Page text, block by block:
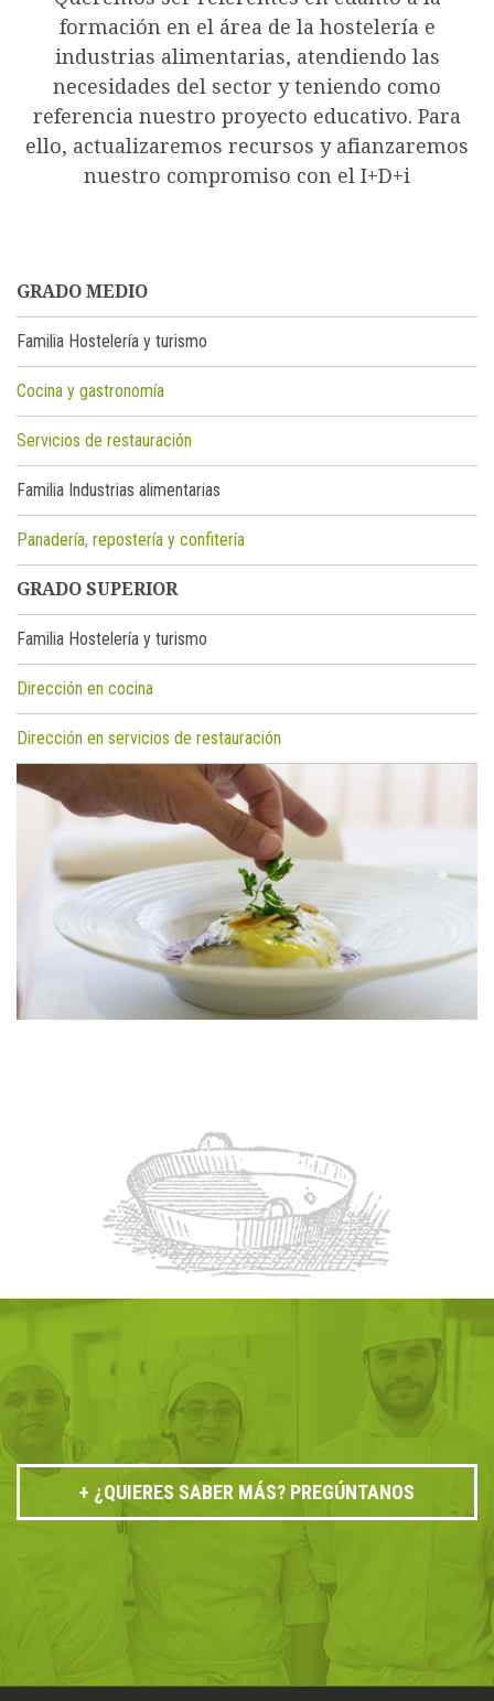
formación en el área de la hostelería e
industrias alimentarias, atendiendo las
necesidades del sector y teniendo como
referencia nuestro proyecto educativo. Para
ello, actualizaremos recursos y afianzaremos
nuestro compromiso con el I+D+i
GRADO MEDIO
Familia Hostelería y turismo
Cocina y gastronomía
Servicios de restauración
Familia Industrias alimentarias
Panadería, repostería y confitería
GRADO SUPERIOR
Familia Hostelería y turismo
Dirección en cocina
Dirección en servicios de restauración
¿QUIERES SABER MÁS? PREGÚNTANOS